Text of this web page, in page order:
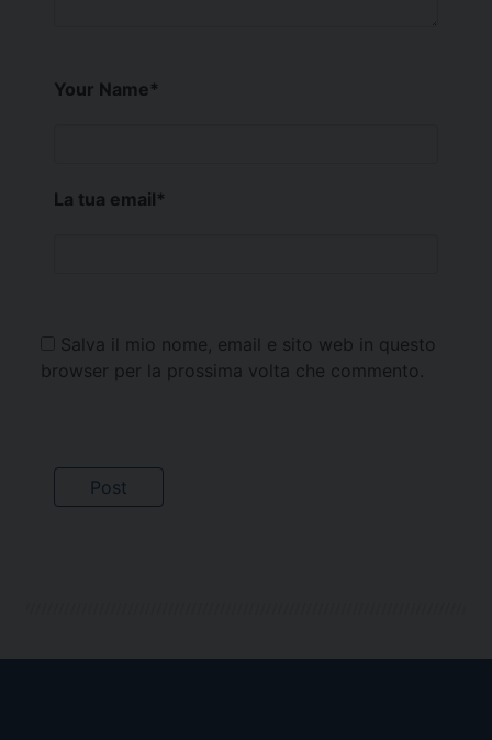
Your Name*
La tua email*
Salva il mio nome, email e sito web in questo
browser per la prossima volta che commento.